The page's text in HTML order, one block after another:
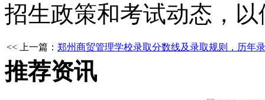
招生政策和考试动态，
<< 上一篇： 郑州商贸管理学校录取分数线及录取规则，历年
推荐资讯